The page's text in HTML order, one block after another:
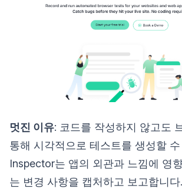
멋진 이유: 코드를 작성하지 않고도
통해 시각적으로 테스트를 생성할
Inspector는 앱의 외관과 느낌에 영
는 변경 사항을 캡처하고 보고합니다.